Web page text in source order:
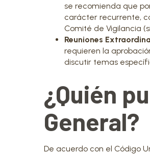
se recomienda que
carácter recurrente,
Comité de Vigilancia
Reuniones
requieren la
discutir temas
¿Quién
General?
De acuerdo con el Código